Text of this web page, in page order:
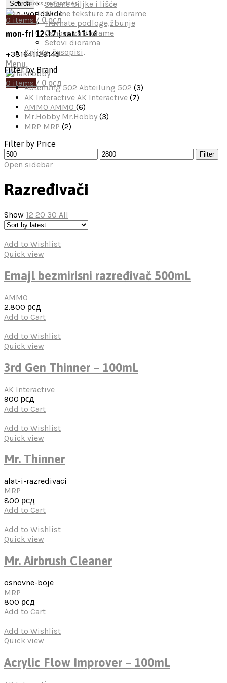
Search
mon-fri 12-17 | sat 11-16
+381641129145
Menu
0 items / 0 рсд
Books, magazines
0 items / 0рсд
Sečene biljke i lišće
Akrilne teksture za diorame
Travnate podloge,žbunje
Osnove za diorame
Setovi diorama
Knjige, časopisi,
Filter by Brand
Abteilung 502 Abteilung 502 (3)
AK Interactive AK Interactive (7)
AMMO AMMO (6)
Mr.Hobby Mr.Hobby (3)
MRP MRP (2)
Filter by Price
Min
price
Max
price
Filter
Open sidebar
Razređivači
Show 12 20 30 All
Add to Wishlist
Quick view
Emajl bezmirisni razređivač 500mL
AMMO
2.800 рсд
Add to Cart
Add to Wishlist
Quick view
3rd Gen Thinner – 100mL
AK Interactive
900 рсд
Add to Cart
Add to Wishlist
Quick view
Mr. Thinner
alat-i-razredivaci
MRP
800 рсд
Add to Cart
Add to Wishlist
Quick view
Mr. Airbrush Cleaner
osnovne-boje
MRP
800 рсд
Add to Cart
Add to Wishlist
Quick view
Acrylic Flow Improver – 100mL